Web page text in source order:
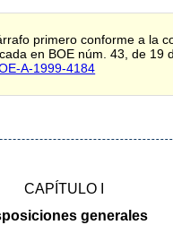
primero conforme a la
en BOE núm. 43, de 19
A-1999-4184
CAPÍTULO I
generales